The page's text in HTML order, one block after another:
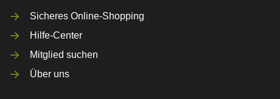
Sicheres Online-Shopping
Hilfe-Center
Mitglied suchen
Über uns